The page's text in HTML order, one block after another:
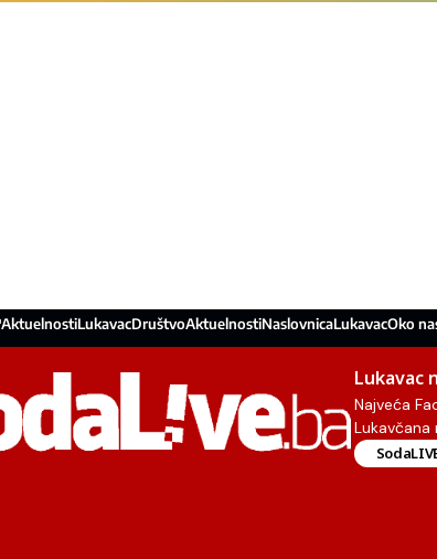
AktuelnostiLukavacDruštvoAktuelnostiNaslovnicaLukavacOko
Lukavac
Najveća
Lukavčana